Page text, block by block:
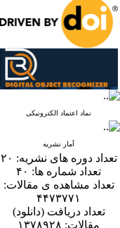
نماد اعتماد الکترونیکی
آمار نشریه
تعداد دوره های نشریه: ۲۰
تعداد شماره ها: ۴۰
تعداد مشاهده ی مقالات:
۴۴۷۳۷۷۱
تعداد دریافت (دانلود)
مقالات: ۱۳۷۸۹۲۸